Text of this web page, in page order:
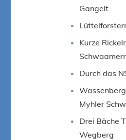
Gangelt
Kurze
Durch das
Myhler
Drei Bäche
Wegberg